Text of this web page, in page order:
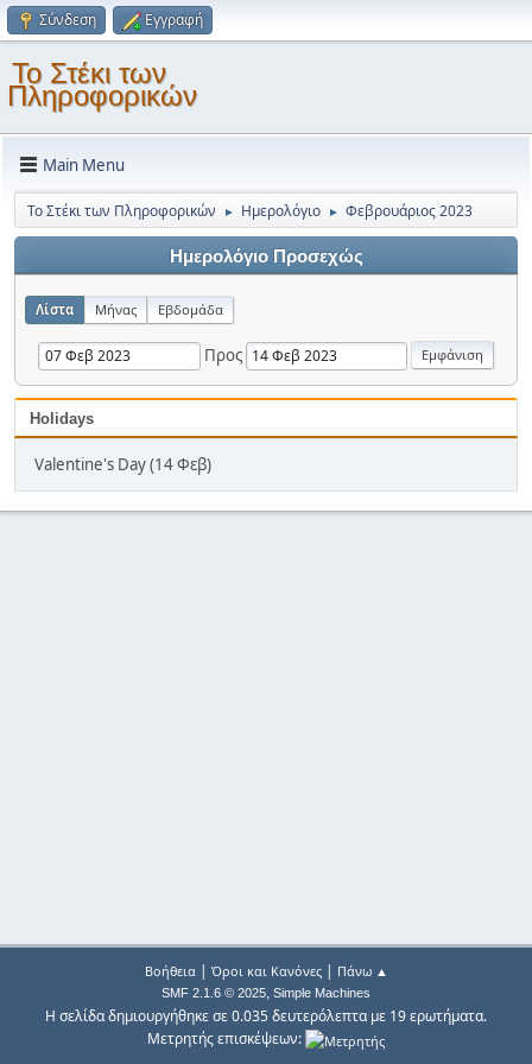
Σύνδεση Εγγραφή
Το Στέκι των
Πληροφορικών
Main Menu
Το Στέκι των Πληροφορικών ► Ημερολόγιο ► Φεβρουάριος 2023
Ημερολόγιο Προσεχώς
Λίστα Μήνας Εβδομάδα
Προς
Holidays
Valentine's Day (14 Φεβ)
Βοήθεια| Όροι και Κανόνες| Πάνω ▲
SMF 2.1.6 © 2025, Simple Machines
Η σελίδα δημιουργήθηκε σε 0.035 δευτερόλεπτα με 19 ερωτήματα.
Μετρητής επισκέψεων: